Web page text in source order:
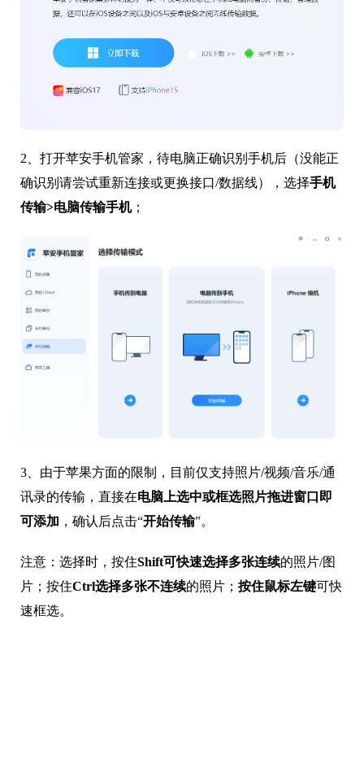
2、打开苹安手机管家，待电脑正确识别手机后（没能正
确识别请尝试重新连接或更换接口/数据线），选择手机
传输>电脑传输手机；
3、由于苹果方面的限制，目前仅支持照片/视频/音乐/通
讯录的传输，直接在电脑上选中或框选照片拖进窗口即
可添加 ，确认后点击“开始传输”。
注意：选择时，按住Shift可快速选择多张连续的照片/图
片；按住Ctrl选择多张不连续的照片； 按住鼠标左键可快
速框选。